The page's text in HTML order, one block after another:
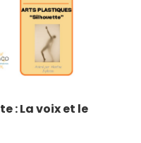
: La voix et le